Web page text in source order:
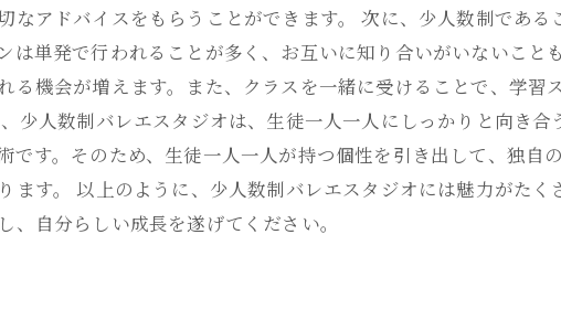
なアドバイスをもらうことができます。 次に、少人数制であ
は単発で行われることが多く、お互いに知り合いがいないこと
る機会が増えます。また、クラスを一緒に受けることで、学習
少人数制バレエスタジオは、生徒一人一人にしっかりと向き
です。そのため、生徒一人一人が持つ個性を引き出して、独自
ます。 以上のように、少人数制バレエスタジオには魅力がた
自分らしい成長を遂げてください。